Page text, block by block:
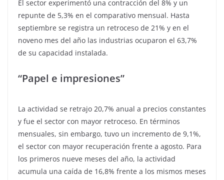
El sector experimentó una contracción del 8% y un
repunte de 5,3% en el comparativo mensual. Hasta
septiembre se registra un retroceso de 21% y en el
noveno mes del año las industrias ocuparon el 63,7%
de su capacidad instalada.
“Papel e impresiones”
La actividad se retrajo 20,7% anual a precios constantes
y fue el sector con mayor retroceso. En términos
mensuales, sin embargo, tuvo un incremento de 9,1%,
el sector con mayor recuperación frente a agosto. Para
los primeros nueve meses del año, la actividad
acumula una caída de 16,8% frente a los mismos meses